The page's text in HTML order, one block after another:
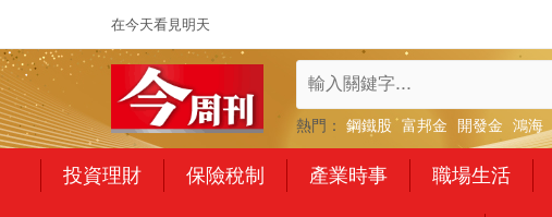
在今天看見明天
熱門： 鋼鐵股 富邦金 開發金 鴻海
投資理財 保險稅制 產業時事 職場生活